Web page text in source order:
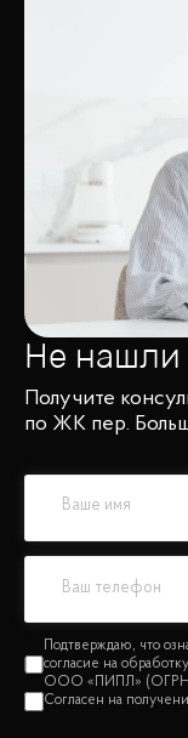
Не нашли
Получите
по ЖК пер.